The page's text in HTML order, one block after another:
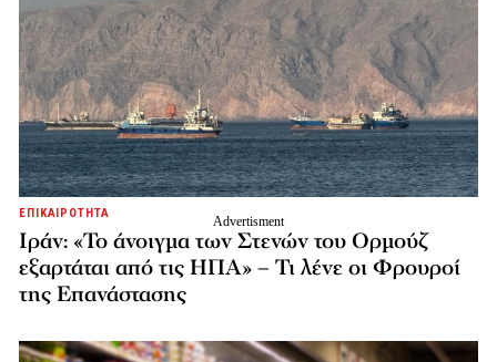
ΕΠΙΚΑΙΡΟΤΗΤΑ
Ιράν: «Το άνοιγμα των Στενών του Ορμούζ
εξαρτάται από τις ΗΠΑ» – Τι λένε οι Φρουροί
της Επανάστασης